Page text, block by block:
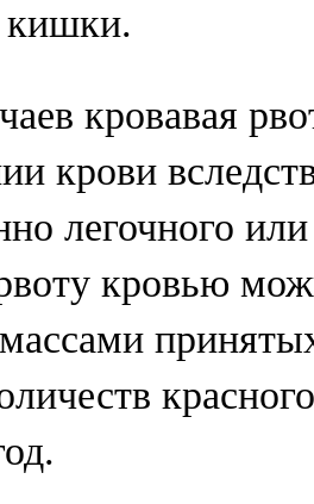
кишки.
кровавая
крови
легочного
кровью